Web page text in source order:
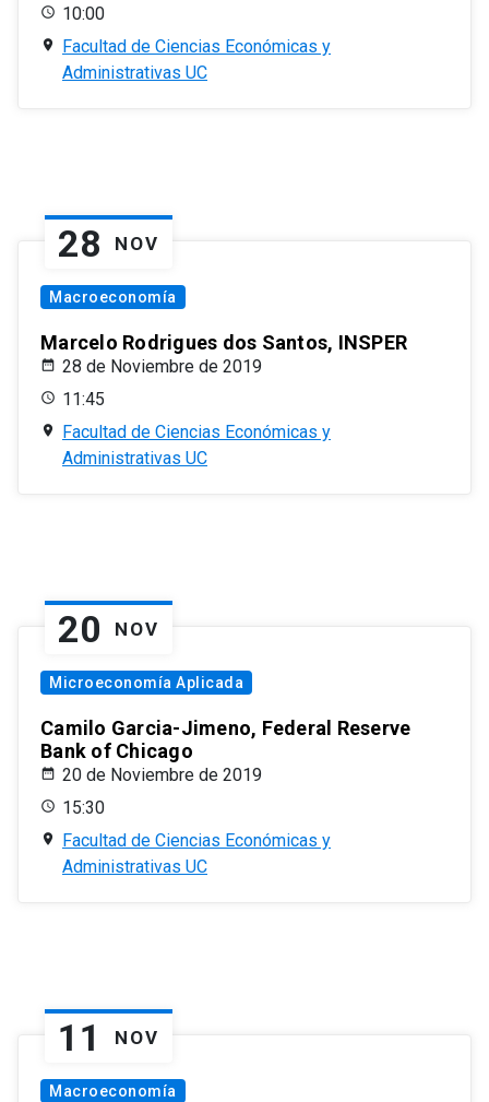
10:00
Facultad de Ciencias Económicas y
Administrativas UC
28 NOV
Macroeconomía
Marcelo Rodrigues dos Santos, INSPER
28 de Noviembre de 2019
11:45
Facultad de Ciencias Económicas y
Administrativas UC
20 NOV
Microeconomía Aplicada
Camilo Garcia-Jimeno, Federal Reserve
Bank of Chicago
20 de Noviembre de 2019
15:30
Facultad de Ciencias Económicas y
Administrativas UC
11 NOV
Macroeconomía